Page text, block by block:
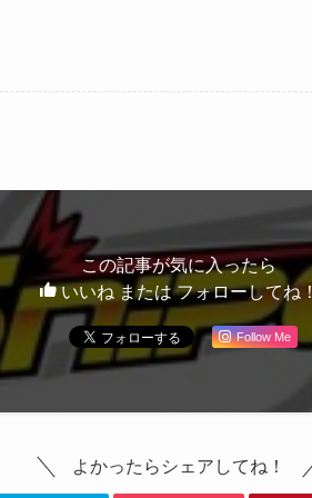
この記事が気に入ったら
いいね または フォローしてね！
Follow Me
よかったらシェアしてね！